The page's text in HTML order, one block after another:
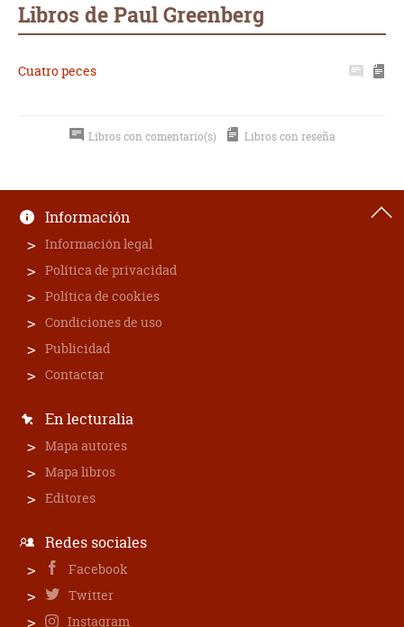
Libros de Paul Greenberg
Cuatro peces
Libros con comentario(s) Libros con reseña
Información
Información legal
Política de privacidad
Política de cookies
Condiciones de uso
Publicidad
Contactar
En lecturalia
Mapa autores
Mapa libros
Editores
Redes sociales
Facebook
Twitter
Instagram